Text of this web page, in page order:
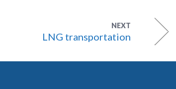
NEXT
LNG transportation